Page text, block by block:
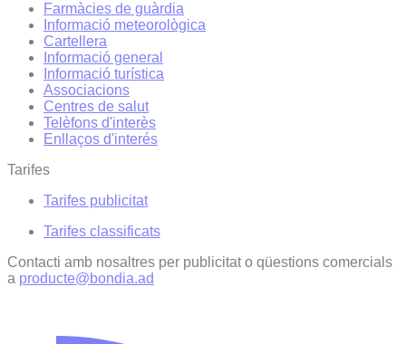
Farmàcies de guàrdia
Informació meteorològica
Cartellera
Informació general
Informació turística
Associacions
Centres de salut
Telèfons d'interès
Enllaços d'interés
Tarifes
Tarifes publicitat
Tarifes classificats
Contacti amb nosaltres per publicitat o qüestions comercials
a producte@bondia.ad